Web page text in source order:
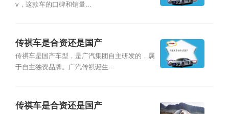
v，这款车的口碑和销量...
传祺车是合资还是国产
传祺车是国产车型，是广汽集团自主研发的，属
于自主独资品牌。广汽传祺诞生...
传祺车是合资还是国产